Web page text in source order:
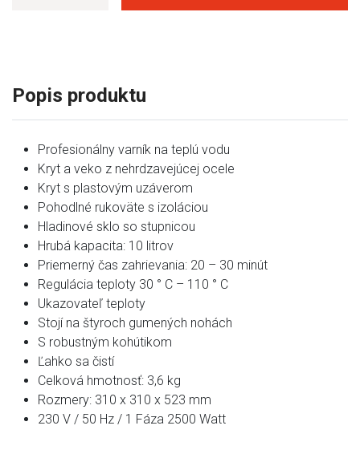
Popis produktu
Profesionálny varník na teplú vodu
Kryt a veko z nehrdzavejúcej ocele
Kryt s plastovým uzáverom
Pohodlné rukoväte s izoláciou
Hladinové sklo so stupnicou
Hrubá kapacita: 10 litrov
Priemerný čas zahrievania: 20 – 30 minút
Regulácia teploty 30 ° C – 110 ° C
Ukazovateľ teploty
Stojí na štyroch gumených nohách
S robustným kohútikom
Ľahko sa čistí
Celková hmotnosť: 3,6 kg
Rozmery: 310 x 310 x 523 mm
230 V / 50 Hz / 1 Fáza 2500 Watt